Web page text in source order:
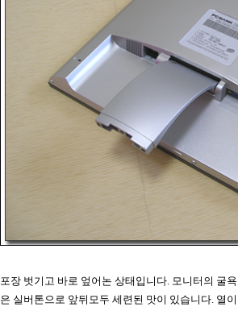
포장 벗기고 바로 엎어논 상태입니다. 모니터의 굴
은 실버톤으로 앞뒤모두 세련된 맛이 있습니다. 열